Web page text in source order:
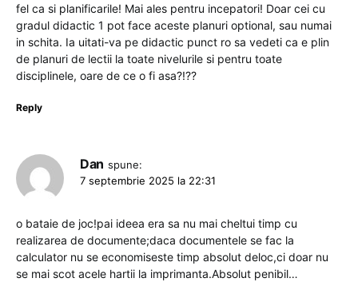
fel ca si planificarile! Mai ales pentru incepatori! Doar cei cu
gradul didactic 1 pot face aceste planuri optional, sau numai
in schita. Ia uitati-va pe didactic punct ro sa vedeti ca e plin
de planuri de lectii la toate nivelurile si pentru toate
disciplinele, oare de ce o fi asa?!??
Reply
Dan spune:
7 septembrie 2025 la 22:31
o bataie de joc!pai ideea era sa nu mai cheltui timp cu
realizarea de documente;daca documentele se fac la
calculator nu se economiseste timp absolut deloc,ci doar nu
se mai scot acele hartii la imprimanta.Absolut penibil…